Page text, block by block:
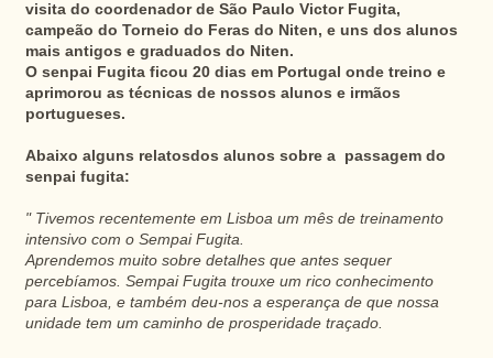
visita do coordenador de São Paulo Victor Fugita,
campeão do Torneio do Feras do Niten, e uns dos alunos
mais antigos e graduados do Niten.
O senpai Fugita ficou 20 dias em Portugal onde treino e
aprimorou as técnicas de nossos alunos e irmãos
portugueses.
Abaixo alguns relatosdos alunos sobre a passagem do
senpai fugita:
" Tivemos recentemente em Lisboa um mês de treinamento
intensivo com o Sempai Fugita.
Aprendemos muito sobre detalhes que antes sequer
percebíamos. Sempai Fugita trouxe um rico conhecimento
para Lisboa, e também deu-nos a esperança de que nossa
unidade tem um caminho de prosperidade traçado.